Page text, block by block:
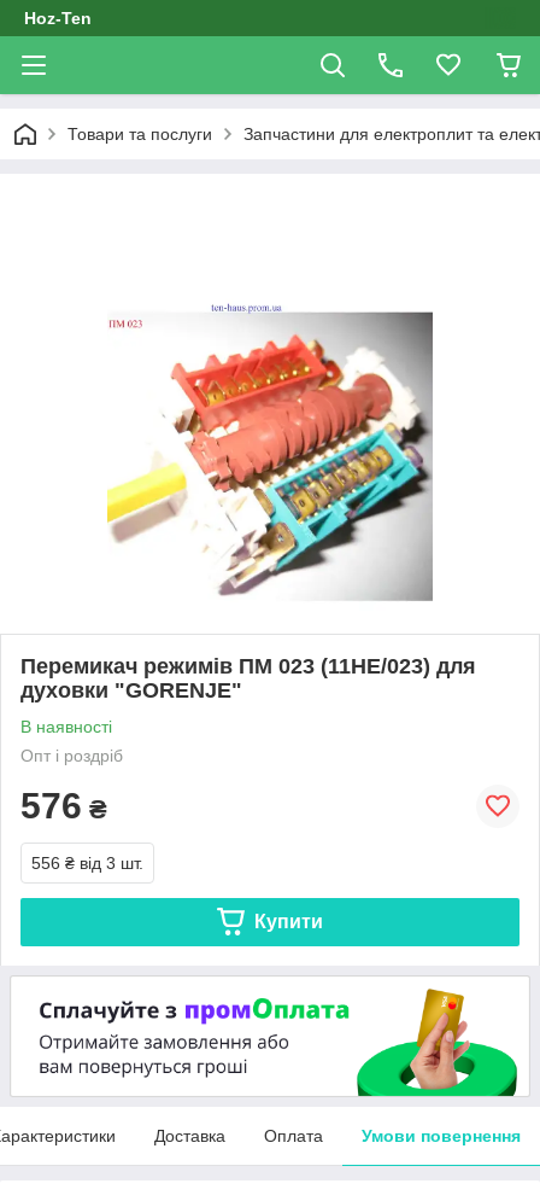
Hoz-Ten
Товари та послуги Запчастини для електроплит та
Перемикач режимів ПМ 023 (11HE/023) для
духовки "GORENJE"
В наявності
Опт і роздріб
576 ₴
556 ₴ від 3 шт.
Купити
Доставка Оплата Умови повернення